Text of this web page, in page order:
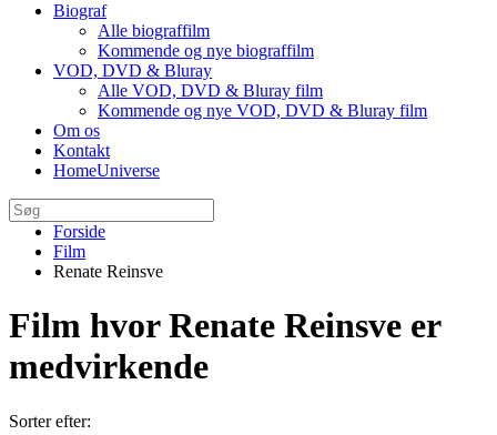
Biograf
Alle biograffilm
Kommende og nye biograffilm
VOD, DVD & Bluray
Alle VOD, DVD & Bluray film
Kommende og nye VOD, DVD & Bluray film
Om os
Kontakt
HomeUniverse
Forside
Film
Renate Reinsve
Film hvor Renate Reinsve er
medvirkende
Sorter efter: